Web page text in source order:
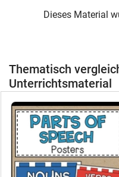
Dieses Material
Thematisch
Unterrichtsmaterial